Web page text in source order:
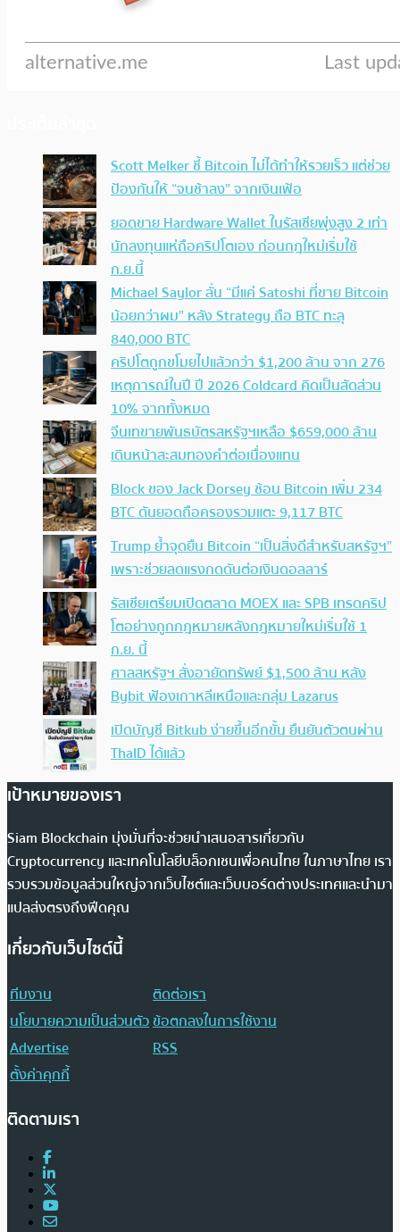
Scott Melker ชี้ Bitcoin ไม่ได้ทำให้รวยเร็ว แต่ช่วย
ป้องกันให้ “จนช้าลง” จากเงินเฟ้อ
ยอดขาย Hardware Wallet ในรัสเซียพุ่งสูง 2 เท่า
นักลงทุนแห่ถือคริปโตเอง ก่อนกฎใหม่เริ่มใช้
ก.ย.นี้
Michael Saylor ลั่น “มีแค่ Satoshi ที่ขาย Bitcoin
น้อยกว่าผม” หลัง Strategy ถือ BTC ทะลุ
840,000 BTC
คริปโตถูกขโมยไปแล้วกว่า $1,200 ล้าน จาก 276
เหตุการณ์ในปี ปี 2026 Coldcard คิดเป็นสัดส่วน
10% จากทั้งหมด
จีนเทขายพันธบัตรสหรัฐฯเหลือ $659,000 ล้าน
เดินหน้าสะสมทองคำต่อเนื่องแทน
Block ของ Jack Dorsey ช้อน Bitcoin เพิ่ม 234
BTC ดันยอดถือครองรวมแตะ 9,117 BTC
Trump ย้ำจุดยืน Bitcoin “เป็นสิ่งดีสำหรับสหรัฐฯ”
เพราะช่วยลดแรงกดดันต่อเงินดอลลาร์
รัสเซียเตรียมเปิดตลาด MOEX และ SPB เทรดคริป
โตอย่างถูกกฎหมายหลังกฎหมายใหม่เริ่มใช้ 1
ก.ย. นี้
ศาลสหรัฐฯ สั่งอายัดทรัพย์ $1,500 ล้าน หลัง
Bybit ฟ้องเกาหลีเหนือและกลุ่ม Lazarus
เปิดบัญชี Bitkub ง่ายขึ้นอีกขั้น ยืนยันตัวตนผ่าน
ThaID ได้แล้ว
เป้าหมายของเรา
Siam Blockchain มุ่งมั่นที่จะช่วยนำเสนอสารเกี่ยวกับ
Cryptocurrency และเทคโนโลยีบล็อกเชนเพื่อคนไทย ในภาษาไทย เรา
รวบรวมข้อมูลส่วนใหญ่จากเว็บไซต์และเว็บบอร์ดต่างประเทศและนำมา
แปลส่งตรงถึงฟีดคุณ
เกี่ยวกับเว็บไซต์นี้
ทีมงาน
ติดต่อเรา
นโยบายความเป็นส่วนตัวข้อตกลงในการใช้งาน
Advertise
RSS
ตั้งค่าคุกกี้
ติดตามเรา